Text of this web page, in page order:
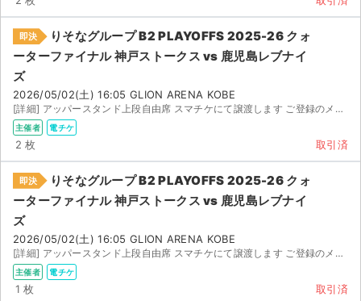
即決
りそなグループ B2 PLAYOFFS 2025-26 クォ
ーターファイナル 神戸ストークス vs 鹿児島レブナイ
ズ
2026/05/02(土) 16:05 GLION ARENA KOBE
[詳細] アッパースタンド上段自由席 スマチケにて譲渡します ご登録のメールアドレスをご連絡ください
主催者 電チケ
2 枚 取引済
即決
りそなグループ B2 PLAYOFFS 2025-26 クォ
ーターファイナル 神戸ストークス vs 鹿児島レブナイ
ズ
2026/05/02(土) 16:05 GLION ARENA KOBE
[詳細] アッパースタンド上段自由席 スマチケにて譲渡します ご登録のメールアドレスをご連絡ください
主催者 電チケ
1 枚 取引済